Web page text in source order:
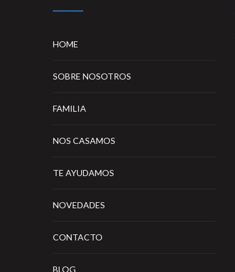
HOME
SOBRE NOSOTROS
FAMILIA
NOS CASAMOS
TE AYUDAMOS
NOVEDADES
CONTACTO
BLOG